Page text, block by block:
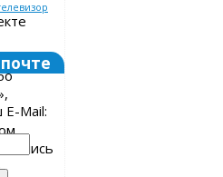
Mail: